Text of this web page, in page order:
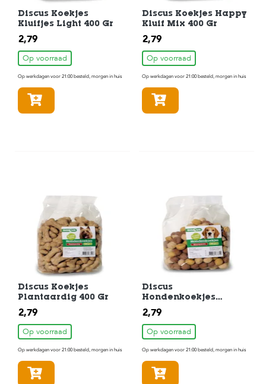
Discus Koekjes
Kluifjes Light 400 Gr
2,79
Op voorraad
Op werkdagen voor 21:00 besteld, morgen in huis
Discus Koekjes Happy
Kluif Mix 400 Gr
2,79
Op voorraad
Op werkdagen voor 21:00 besteld, morgen in huis
Discus Koekjes
Plantaardig 400 Gr
2,79
Op voorraad
Op werkdagen voor 21:00 besteld, morgen in huis
Discus
Hondenkoekjes
Glucoparels 400 gram
2,79
Op voorraad
Op werkdagen voor 21:00 besteld, morgen in huis